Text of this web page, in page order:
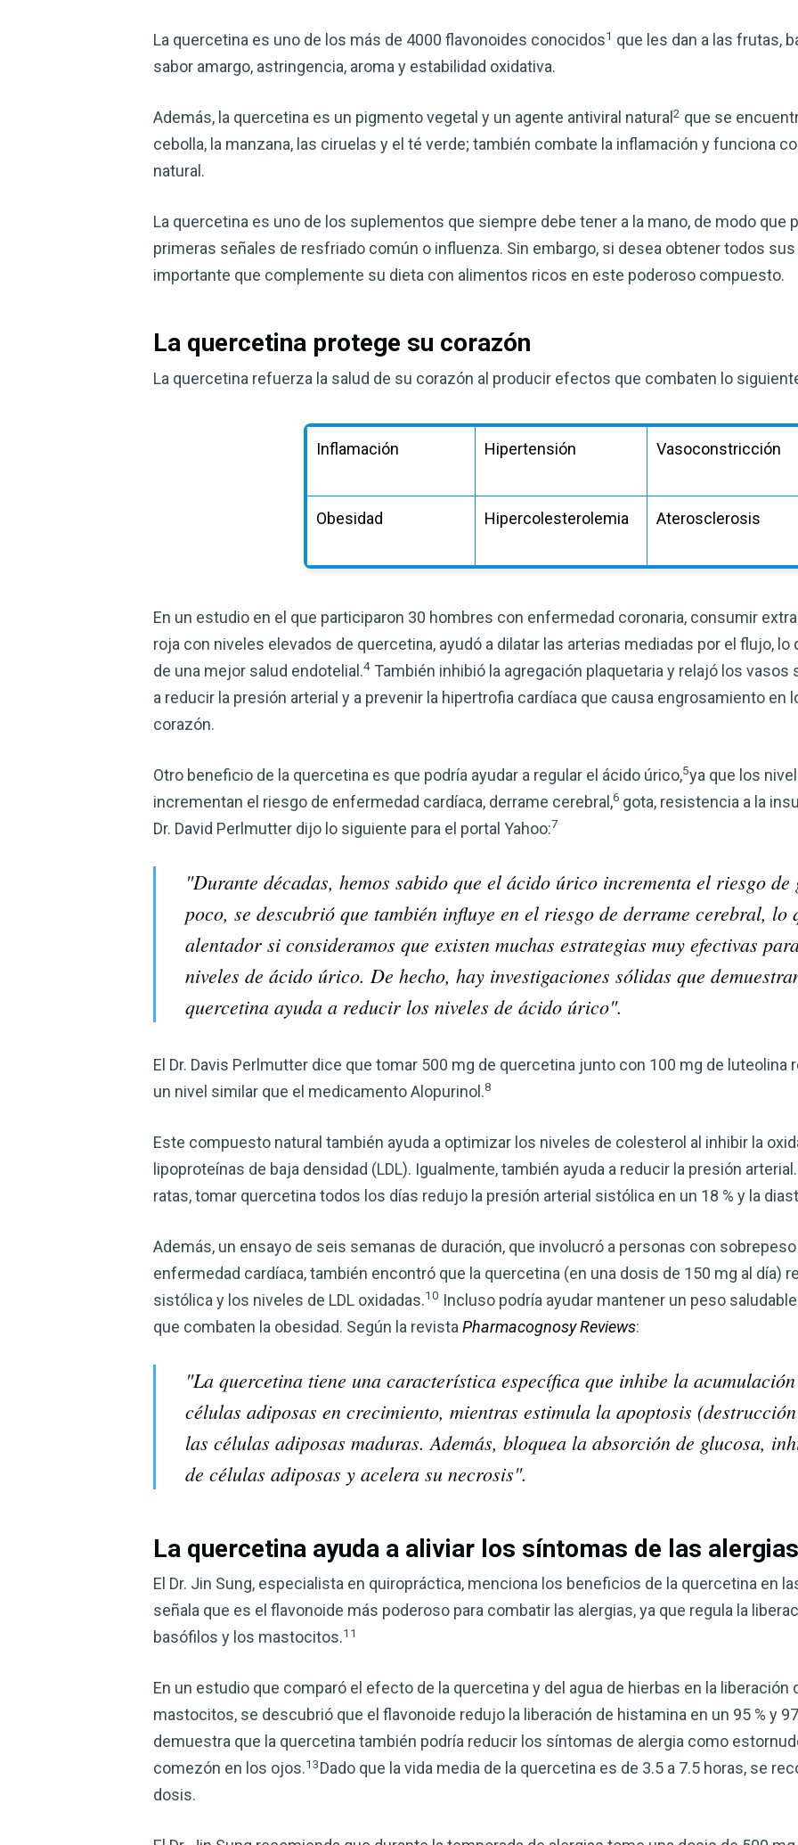
La quercetina es uno de los más de 4000 flavonoides conocidos1 que les dan a las frutas,
sabor amargo, astringencia, aroma y estabilidad oxidativa.
Además, la quercetina es un pigmento vegetal y un agente antiviral natural 2 que se
cebolla, la manzana, las ciruelas y el té verde; también combate la inflamación y funciona
natural.
La quercetina es uno de los suplementos que siempre debe tener a la mano, de modo que
primeras señales de resfriado común o influenza. Sin embargo, si desea obtener todos
importante que complemente su dieta con alimentos ricos en este poderoso compuesto.
La quercetina protege su corazón
La quercetina refuerza la salud de su corazón al producir efectos que combaten lo
Inflamación Hipertensión Vasoconstricción
Obesidad Hipercolesterolemia Aterosclerosis
En un estudio en el que participaron 30 hombres con enfermedad coronaria, consumir
roja con niveles elevados de quercetina, ayudó a dilatar las arterias mediadas por el flujo,
de una mejor salud endotelial.4 También inhibió la agregación plaquetaria y relajó los vasos
a reducir la presión arterial y a prevenir la hipertrofia cardíaca que causa engrosamiento en
corazón.
Otro beneficio de la quercetina es que podría ayudar a regular el ácido úrico,5ya que los
incrementan el riesgo de enfermedad cardíaca, derrame cerebral,6 gota, resistencia a la
Dr. David Perlmutter dijo lo siguiente para el portal Yahoo:7
"Durante décadas, hemos sabido que el ácido úrico incrementa el riesgo de
poco, se descubrió que también influye en el riesgo de derrame cerebral, lo
alentador si consideramos que existen muchas estrategias muy efectivas
niveles de ácido úrico. De hecho, hay investigaciones sólidas que
quercetina ayuda a reducir los niveles de ácido úrico".
El Dr. Davis Perlmutter dice que tomar 500 mg de quercetina junto con 100 mg de luteolina
un nivel similar que el medicamento Alopurinol.8
Este compuesto natural también ayuda a optimizar los niveles de colesterol al inhibir la
lipoproteínas de baja densidad (LDL). Igualmente, también ayuda a reducir la presión
ratas, tomar quercetina todos los días redujo la presión arterial sistólica en un 18 % y la
Además, un ensayo de seis semanas de duración, que involucró a personas con
enfermedad cardíaca, también encontró que la quercetina (en una dosis de 150 mg al día)
sistólica y los niveles de LDL oxidadas.10 Incluso podría ayudar mantener un peso
que combaten la obesidad. Según la revista Pharmacognosy Reviews:
"La quercetina tiene una característica específica que inhibe la
células adiposas en crecimiento, mientras estimula la apoptosis
las células adiposas maduras. Además, bloquea la absorción de glucosa,
de células adiposas y acelera su necrosis".
La quercetina ayuda a aliviar los síntomas de las alergias
El Dr. Jin Sung, especialista en quiropráctica, menciona los beneficios de la quercetina en
señala que es el flavonoide más poderoso para combatir las alergias, ya que regula la
basófilos y los mastocitos.11
En un estudio que comparó el efecto de la quercetina y del agua de hierbas en la liberación
mastocitos, se descubrió que el flavonoide redujo la liberación de histamina en un 95 % y 97
demuestra que la quercetina también podría reducir los síntomas de alergia como
comezón en los ojos.13Dado que la vida media de la quercetina es de 3.5 a 7.5 horas, se
dosis.
Mejore su salud de
mi guía ahora
remedios más versátiles de la
quiera mejorar su digestión,
corazón o controlar su peso, el
complemento para su rutina de